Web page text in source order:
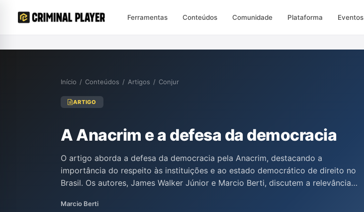
Ferramentas Conteúdos Comunidade Plataforma Eventos
Início / Conteúdos / Artigos / Conjur
ARTIGO
A Anacrim e a defesa da democracia
O artigo aborda a defesa da democracia pela Anacrim, destacando a
importância do respeito às instituições e ao estado democrático de direito no
Brasil. Os autores, James Walker Júnior e Marcio Berti, discutem a relevância
antidemocráticas. Além disso, reafirmam o compromisso da advocacia
Marcio Berti